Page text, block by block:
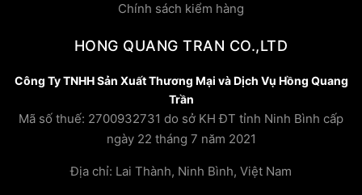
Chính sách kiểm hàng
HONG QUANG TRAN CO.,LTD
Công Ty TNHH Sản Xuất Thương Mại và Dịch Vụ Hồng Quang
Trần
Mã số thuế: 2700932731 do sở KH ĐT tỉnh Ninh Bình cấp
ngày 22 tháng 7 năm 2021
Địa chỉ: Lai Thành, Ninh Bình, Việt Nam